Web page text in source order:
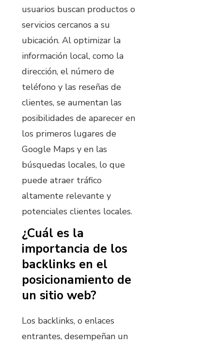
usuarios buscan productos o
servicios cercanos a su
ubicación. Al optimizar la
información local, como la
dirección, el número de
teléfono y las reseñas de
clientes, se aumentan las
posibilidades de aparecer en
los primeros lugares de
Google Maps y en las
búsquedas locales, lo que
puede atraer tráfico
altamente relevante y
potenciales clientes locales.
¿Cuál es la
importancia de los
backlinks en el
posicionamiento de
un sitio web?
Los backlinks, o enlaces
entrantes, desempeñan un